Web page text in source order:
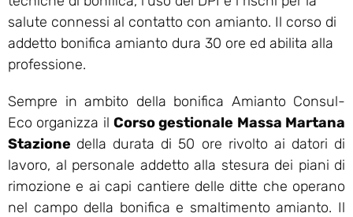
salute connessi al contatto con amianto. Il corso di
addetto bonifica amianto dura 30 ore ed abilita alla
professione.
Sempre in ambito della bonifica Amianto Consul-
Eco organizza il Corso gestionale Massa Martana
Stazione della durata di 50 ore rivolto ai datori di
lavoro, al personale addetto alla stesura dei piani di
rimozione e ai capi cantiere delle ditte che operano
nel campo della bonifica e smaltimento amianto. Il